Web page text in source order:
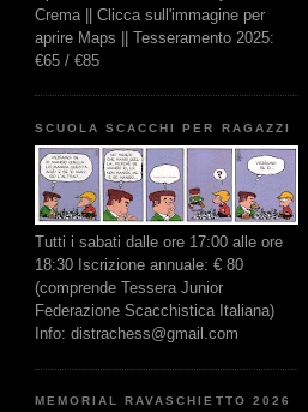
Crema || Clicca sull'immagine per
aprire Maps || Tesseramento 2025:
€65 / €85
SCUOLA SCACCHI PER RAGAZZI
Tutti i sabati dalle ore 17:00 alle ore
18:30 Iscrizione annuale: € 80
(comprende Tessera Junior
Federazione Scacchistica Italiana)
Info: distrachess@gmail.com
MEMORIAL RAVASCHIETTO 2026